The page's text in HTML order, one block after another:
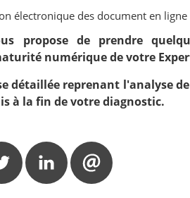
électronique des document en ligne
propose de prendre
numérique de votre
détaillée reprenant l'analyse
à la fin de votre diagnostic.